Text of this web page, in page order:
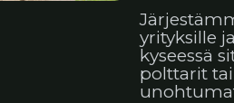
yrityksille
kyseessä
polttarit